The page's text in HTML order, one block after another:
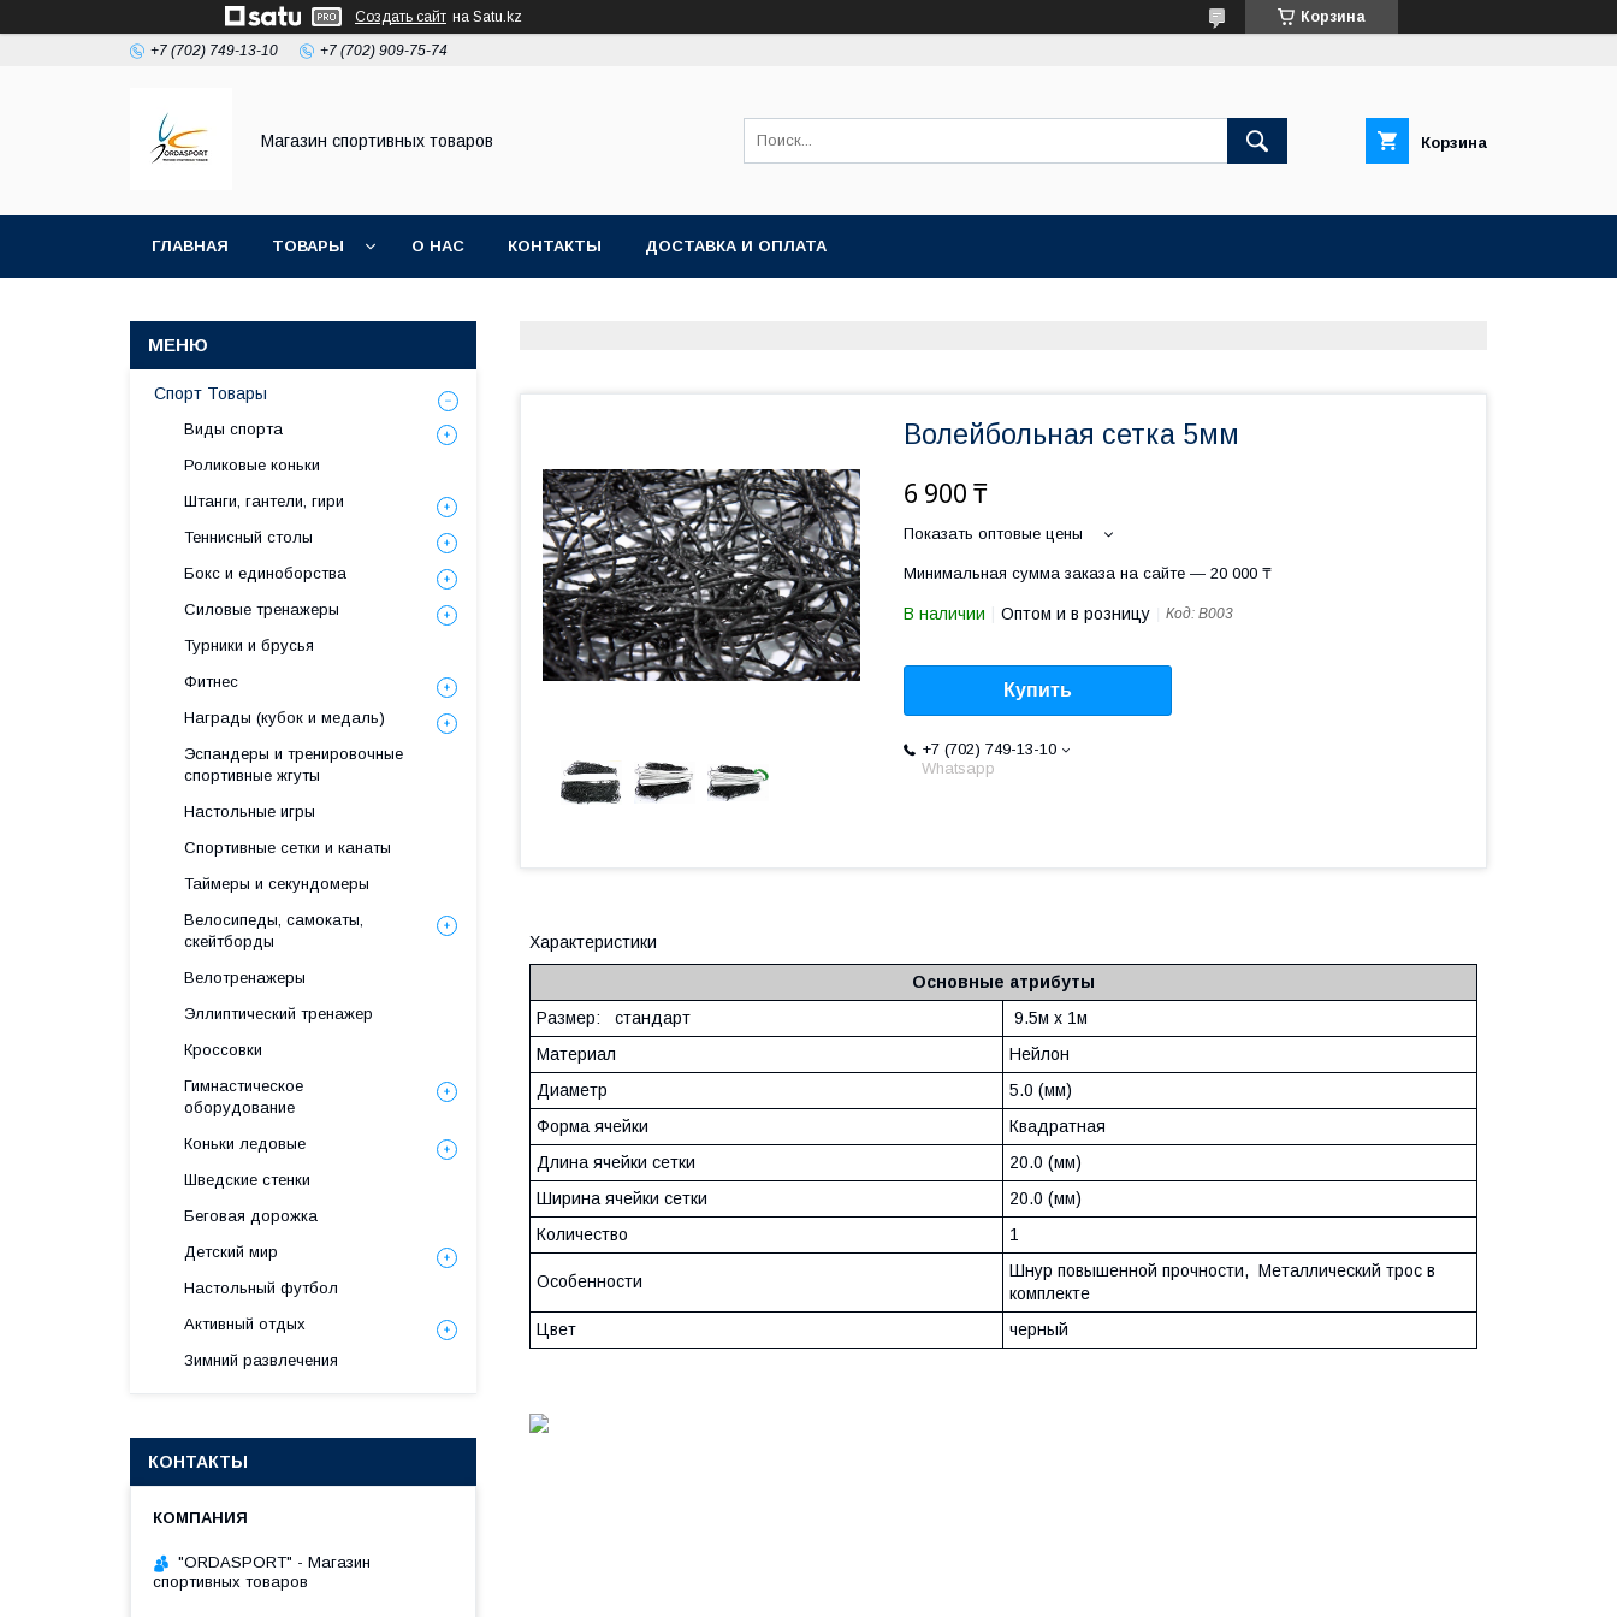
Создать сайт на Satu.kz Корзина
+7 (702) 749-13-10 +7 (702) 909-75-74
Магазин спортивных товаров Корзина
ГЛАВНАЯ ТОВАРЫ О НАС КОНТАКТЫ ДОСТАВКА И ОПЛАТА
Волейбольная сетка 5мм
6 900 ₸
Показать оптовые цены
Минимальная сумма заказа на сайте — 20 000 ₸
В наличии Оптом и в розницу Код: B003
Купить
+7 (702) 749-13-10
Whatsapp
Характеристики
Основные атрибуты
Размер: стандарт
9.5м x 1м
Материал
Нейлон
Диаметр
5.0 (мм)
Форма ячейки
Квадратная
Длина ячейки сетки
20.0 (мм)
Ширина ячейки сетки
20.0 (мм)
Количество
1
Особенности
Шнур повышенной прочности, Металлический трос в
комплекте
Цвет
черный
Спорт Товары
Виды спорта
Роликовые коньки
Штанги, гантели, гири
Теннисный столы
Бокс и единоборства
Силовые тренажеры
Турники и брусья
Фитнес
Награды (кубок и медаль)
Эспандеры и тренировочные
спортивные жгуты
Настольные игры
Спортивные сетки и канаты
Таймеры и секундомеры
Велосипеды, самокаты,
скейтборды
Велотренажеры
Эллиптический тренажер
Кроссовки
Гимнастическое
оборудование
Коньки ледовые
Шведские стенки
Беговая дорожка
Детский мир
Настольный футбол
Активный отдых
Зимний развлечения
КОНТАКТЫ
"ORDASPORT" - Магазин
спортивных товаров